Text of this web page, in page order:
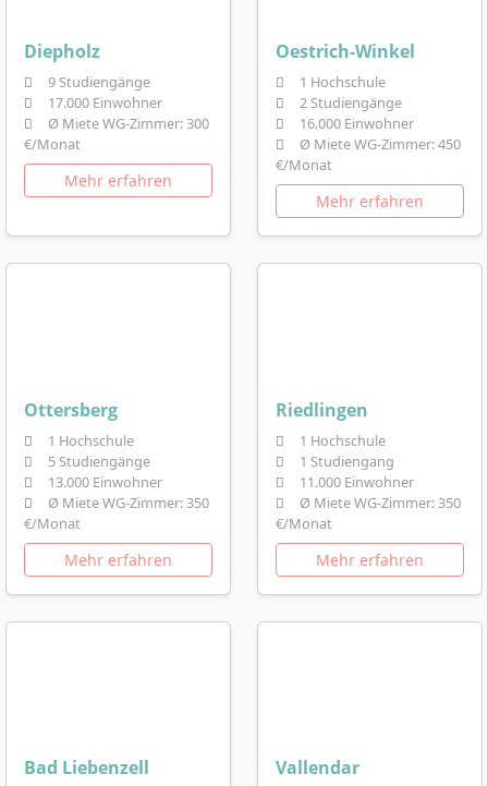
Diepholz
9 Studiengänge
17.000 Einwohner
Ø Miete WG-Zimmer: 300
€/Monat
Mehr erfahren
Oestrich-Winkel
1 Hochschule
2 Studiengänge
16.000 Einwohner
Ø Miete WG-Zimmer: 450
€/Monat
Mehr erfahren
Ottersberg
1 Hochschule
5 Studiengänge
13.000 Einwohner
Ø Miete WG-Zimmer: 350
€/Monat
Mehr erfahren
Riedlingen
1 Hochschule
1 Studiengang
11.000 Einwohner
Ø Miete WG-Zimmer: 350
€/Monat
Mehr erfahren
Bad Liebenzell Vallendar